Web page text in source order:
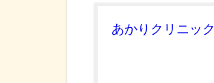
あかりクリニック